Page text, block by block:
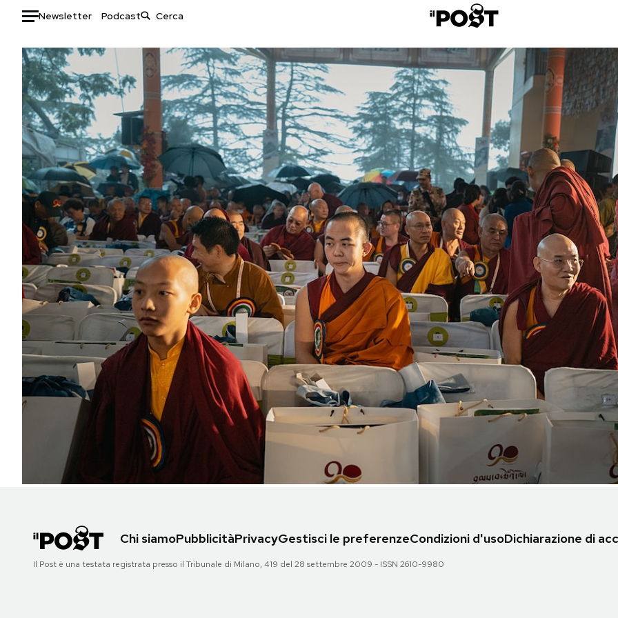
Newsletter Podcast
Auto
HOME
Italia
Mondo
Politica
Tecnologia
Internet
Scienza
Cultura
Economia
Sport
Moda
Libri
Consumismi
Storie/Idee
Ok Boomer!
Media
Europa
Altrecose
Mondiali calcio 2026
PODCAST
NEWSLETTER
I MIEI PREFERITI
SHOP
AREA PERSONALE
Chi siamoPubblicitàPrivacyGestisci le preferenzeCondizioni d'usoDichiarazione di
Il Post è una testata registrata presso il Tribunale di Milano, 419 del 28 settembre 2009 - ISSN 2610-9980